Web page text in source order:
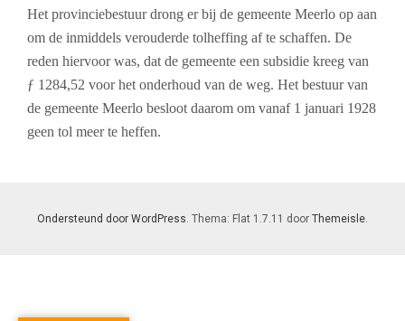
Het provinciebestuur drong er bij de gemeente Meerlo op aan
om de inmiddels verouderde tolheffing af te schaffen. De
reden hiervoor was, dat de gemeente een subsidie kreeg van
ƒ 1284,52 voor het onderhoud van de weg. Het bestuur van
de gemeente Meerlo besloot daarom om vanaf 1 januari 1928
geen tol meer te heffen.
Ondersteund door WordPress. Thema: Flat 1.7.11 door Themeisle.